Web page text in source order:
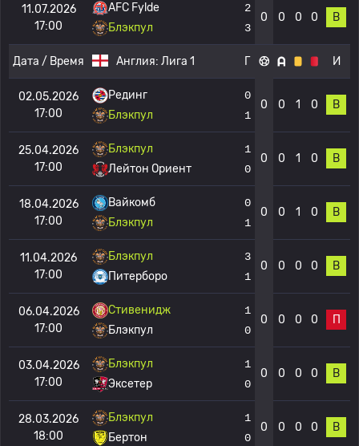
11.07.2026
17:00
AFC Fylde
Блэкпул
2
3
0 0 0 0 В
Дата / Время Англия: Лига 1 Г И
02.05.2026
17:00
Рединг
Блэкпул
0
1
0 0 1 0 В
25.04.2026
17:00
Блэкпул
Лейтон Ориент
1
0
0 0 1 0 В
18.04.2026
17:00
Вайкомб
Блэкпул
0
1
0 0 1 0 В
11.04.2026
17:00
Блэкпул
Питерборо
3
1
0 0 0 0 В
06.04.2026
17:00
Стивенидж
Блэкпул
1
0
0 0 0 0 П
03.04.2026
17:00
Блэкпул
Эксетер
1
0
0 0 0 0 В
28.03.2026
18:00
Блэкпул
Бертон
1
0
0 0 0 0 В